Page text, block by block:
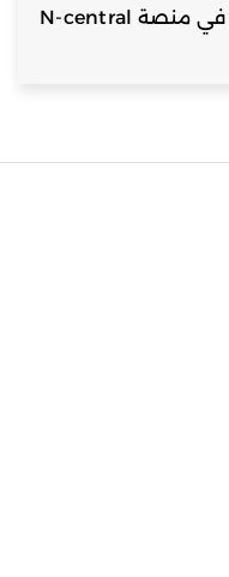
استغلال ثغرات تجاوز المصادقة في منصة N-central